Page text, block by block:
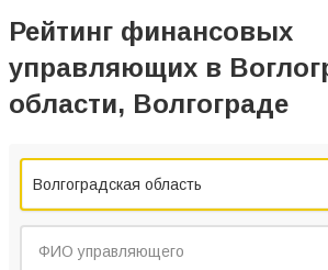
Рейтинг финансовых
управляющих в
области, Волгограде
Волгоградская область